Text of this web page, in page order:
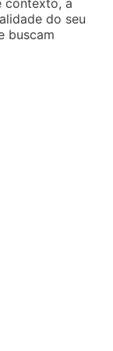
do seu
buscam